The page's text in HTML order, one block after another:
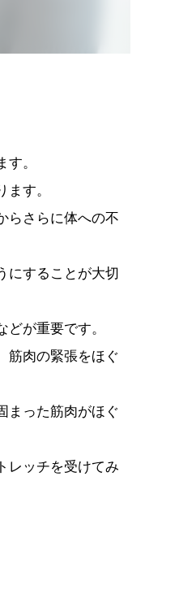
。
す。
らさらに体への不
にすることが大切
が重要です。
筋肉の緊張をほぐ
まった筋肉がほぐ
レッチを受けてみ